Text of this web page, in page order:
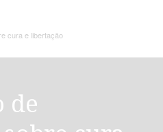
cura e libertação